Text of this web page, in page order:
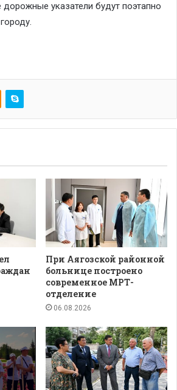
указатели будут поэтапно
При Аягозской районной
больнице построено
современное МРТ-
отделение
06.08.2026